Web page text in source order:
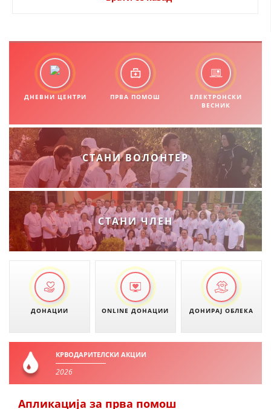
ДНЕВНИ ЦЕНТРИ ПРВА ПОМОШ
ЕЛЕКТРОНСКИ
ВЕСНИК
СТАНИ ВОЛОНТЕР
СТАНИ ЧЛЕН
ДОНАЦИИ ONLINE ДОНАЦИИ ДОНИРАЈ ОБЛЕКА
КРВОДАРИТЕЛСКИ АКЦИИ
2026
Апликација за прва помош